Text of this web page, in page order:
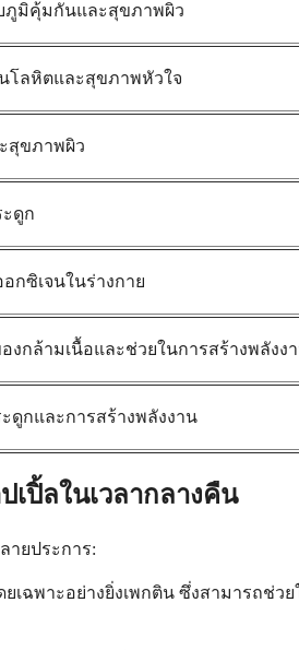
ภูมิคุ้มกันและสุขภาพผิว
โลหิตและสุขภาพหัวใจ
สุขภาพผิว
ดูก
กซิเจนในร่างกาย
งกล้ามเนื้อและช่วยในการสร้างพลังง
กและการสร้างพลังงาน
เปิ้ลในเวลากลางคืน
ยประการ:
ยเฉพาะอย่างยิ่งเพกติน ซึ่งสามารถ